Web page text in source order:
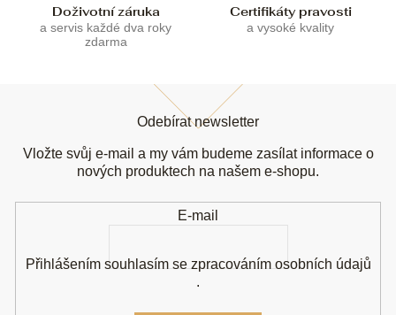
Doživotní záruka
a servis každé dva roky
zdarma
Certifikáty pravosti
a vysoké kvality
Odebírat newsletter
Vložte svůj e-mail a my vám budeme zasílat informace o
nových produktech na našem e-shopu.
E-mail
Přihlášením souhlasím se zpracováním osobních údajů
.